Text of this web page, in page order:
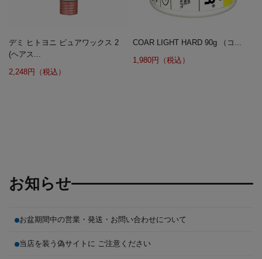
デミ ヒトヨニ ピュアワックス 2
(ヘアス...
2,248円（税込）
COAR LIGHT HARD 90g （コ...
1,980円（税込）
お知らせ
お盆期間中の営業・発送・お問い合わせについて
当店を装う偽サイトに ご注意ください